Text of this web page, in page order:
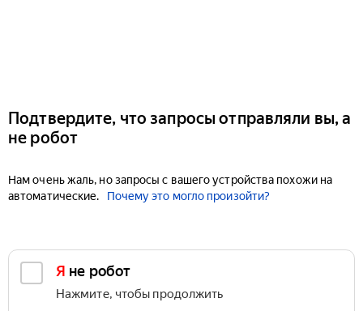
Подтвердите, что запросы отправляли вы, а
не робот
Нам очень жаль, но запросы с вашего устройства похожи на
автоматические.
Почему это могло произойти?
Я не робот
Нажмите, чтобы продолжить